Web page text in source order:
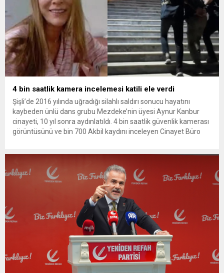
4 bin saatlik kamera incelemesi katili ele verdi
Şişli’de 2016 yılında uğradığı silahlı saldırı sonucu hayatını
kaybeden ünlü dans grubu Mezdeke’nin üyesi Aynur Kanbur
cinayeti, 10 yıl sonra aydınlatıldı. 4 bin saatlik güvenlik kamerası
görüntüsünü ve bin 700 Akbil kaydını inceleyen Cinayet Büro